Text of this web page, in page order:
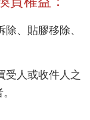
、貼膠移除、
受人或收件人之